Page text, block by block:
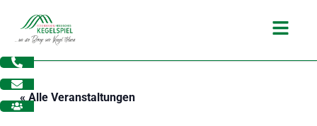
Inhalt
springen
Main
« Alle Veranstaltungen